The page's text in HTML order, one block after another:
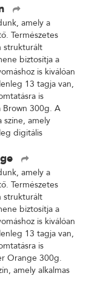
amely a
Természetes
strukturált
biztosítja a
is kiválóan
13 tagja van,
is
Brown 300g. A
amely
digitális
amely a
Természetes
strukturált
biztosítja a
is kiválóan
13 tagja van,
is
Orange 300g.
amely alkalmas